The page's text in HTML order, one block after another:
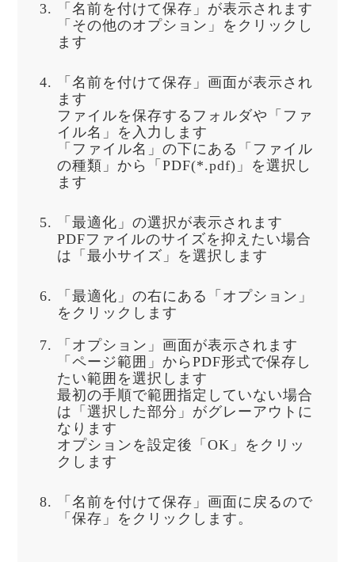
「名前を付けて保存」が表示されます
「その他のオプション」をクリックし
ます
「名前を付けて保存」画面が表示され
ます
ファイルを保存するフォルダや「ファ
イル名」を入力します
「ファイル名」の下にある「ファイル
の種類」から「PDF(*.pdf)」を選択し
ます
「最適化」の選択が表示されます
PDFファイルのサイズを抑えたい場合
は「最小サイズ」を選択します
「最適化」の右にある「オプション」
をクリックします
「オプション」画面が表示されます
「ページ範囲」からPDF形式で保存し
たい範囲を選択します
最初の手順で範囲指定していない場合
は「選択した部分」がグレーアウトに
なります
オプションを設定後「OK」をクリッ
クします
「名前を付けて保存」画面に戻るので
「保存」をクリックします。